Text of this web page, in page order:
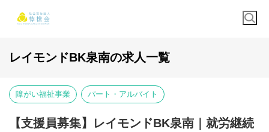
レイモンドBK泉南の求人一覧
障がい福祉事業 パート・アルバイト
【支援員募集】レイモンドBK泉南｜就労継続